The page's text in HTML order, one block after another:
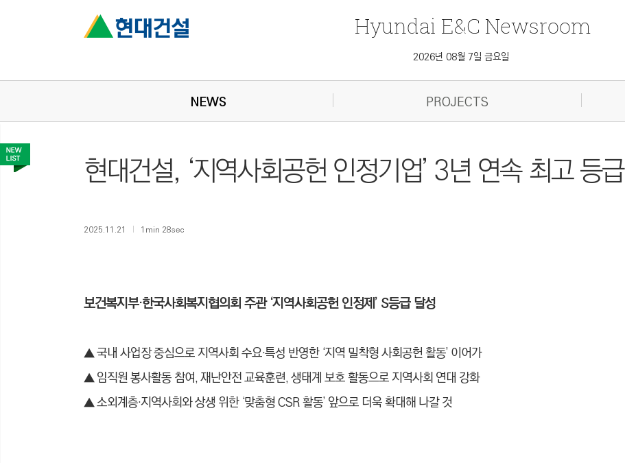
Hyundai E&C Newsroom
2026년 08월 7일 금요일
NEWS PROJECTS
현대건설, ‘지역사회공헌 인정기업’ 3년 연속 최고 등급
2025.11.21 1min 28sec
보건복지부·한국사회복지협의회 주관 ‘지역사회공헌 인정제’ S등급 달성
▲ 국내 사업장 중심으로 지역사회 수요·특성 반영한 ‘지역 밀착형 사회공헌 활동’ 이어가
▲임직원 봉사활동 참여, 재난안전 교육훈련, 생태계 보호 활동으로 지역사회 연대 강화
▲소외계층·지역사회와 상생 위한 ‘맞춤형 CSR 활동’ 앞으로 더욱 확대해 나갈 것